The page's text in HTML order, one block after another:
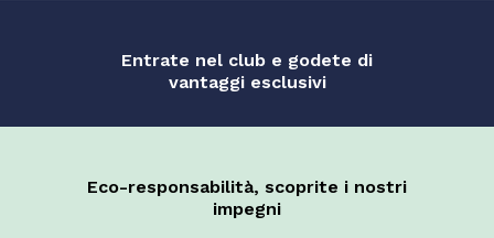
Entrate nel club e godete di
vantaggi esclusivi
Eco-responsabilità, scoprite i nostri
impegni